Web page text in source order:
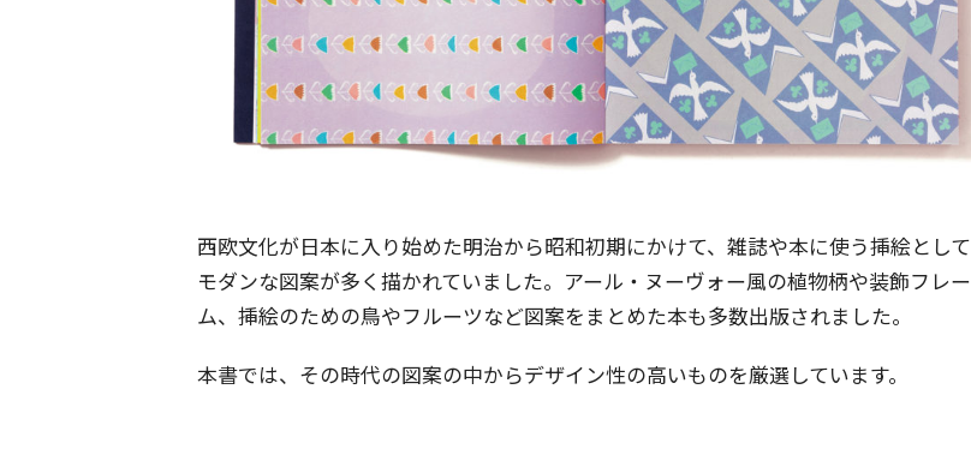
西欧文化が日本に入り始めた明治から昭和初期にかけて、雑誌や本に使う挿絵として
モダンな図案が多く描かれていました。アール・ヌーヴォー風の植物柄や装飾フレー
ム、挿絵のための鳥やフルーツなど図案をまとめた本も多数出版されました。
本書では、その時代の図案の中からデザイン性の高いものを厳選しています。